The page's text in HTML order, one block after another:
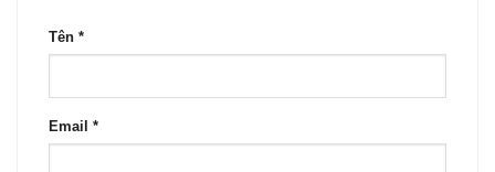
Tên *
Email *